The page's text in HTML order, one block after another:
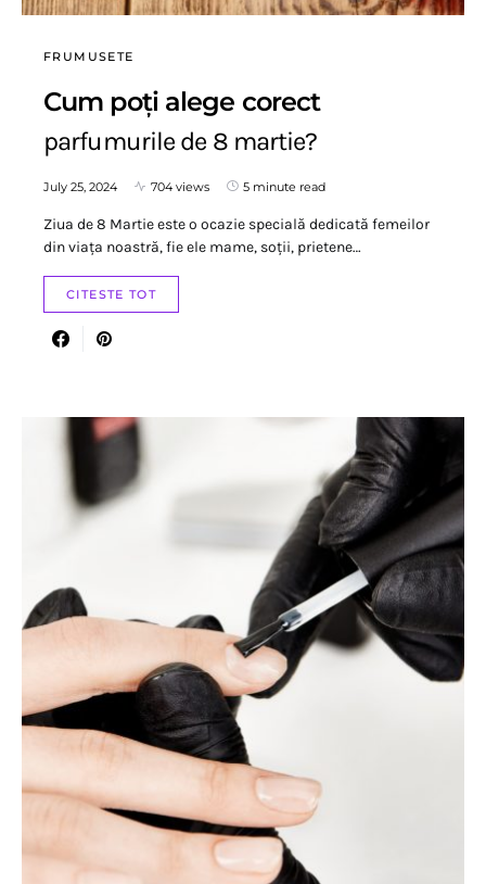
FRUMUSETE
Cum poți alege corect
parfumurile de 8 martie?
July 25, 2024 704 views 5 minute read
Ziua de 8 Martie este o ocazie specială dedicată femeilor
din viața noastră, fie ele mame, soții, prietene…
CITESTE TOT